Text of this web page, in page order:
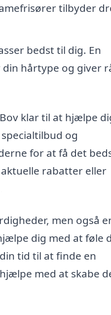
tilbyder
bedst til dig. En
hårtype og giver
klar til at hjælpe
og
for at få det
rabatter eller
men også
dig med at føle
tid til at finde en
med at skabe